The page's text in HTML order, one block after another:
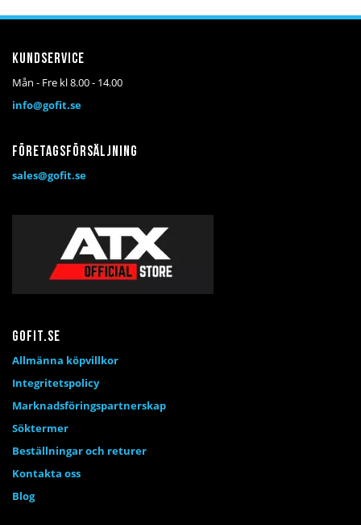
Kundservice
Mån - Fre kl 8.00 - 14.00
info@gofit.se
Företagsförsäljning
sales@gofit.se
Gofit.se
Allmänna köpvillkor
Integritetspolicy
Marknadsföringspartnerskap
Söktermer
Beställningar och returer
Kontakta oss
Blog